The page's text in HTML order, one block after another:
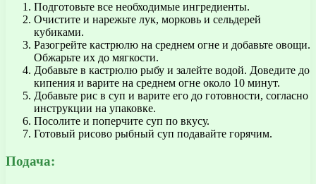
Подготовьте все необходимые ингредиенты.
Очистите и нарежьте лук, морковь и сельдерей
кубиками.
Разогрейте кастрюлю на среднем огне и добавьте овощи.
Обжарьте их до мягкости.
Добавьте в кастрюлю рыбу и залейте водой. Доведите до
кипения и варите на среднем огне около 10 минут.
Добавьте рис в суп и варите его до готовности, согласно
инструкции на упаковке.
Посолите и поперчите суп по вкусу.
Готовый рисово рыбный суп подавайте горячим.
Подача: